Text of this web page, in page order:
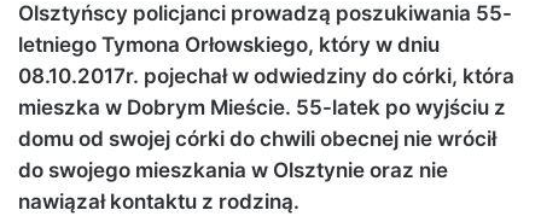
Olsztyńscy policjanci prowadzą poszukiwania 55-
letniego Tymona Orłowskiego, który w dniu
08.10.2017r. pojechał w odwiedziny do córki, która
mieszka w Dobrym Mieście. 55-latek po wyjściu z
domu od swojej córki do chwili obecnej nie wrócił
do swojego mieszkania w Olsztynie oraz nie
nawiązał kontaktu z rodziną.